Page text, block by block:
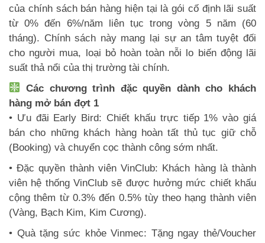
của chính sách bán hàng hiện tại là gói cố định lãi suất
từ 0% đến 6%/năm liên tục trong vòng 5 năm (60
tháng). Chính sách này mang lại sự an tâm tuyệt đối
cho người mua, loại bỏ hoàn toàn nỗi lo biến động lãi
suất thả nổi của thị trường tài chính.
Các chương trình đặc quyền dành cho khách
hàng mở bán đợt 1
• Ưu đãi Early Bird: Chiết khấu trực tiếp 1% vào giá
bán cho những khách hàng hoàn tất thủ tục giữ chỗ
(Booking) và chuyển cọc thành công sớm nhất.
• Đặc quyền thành viên VinClub: Khách hàng là thành
viên hệ thống VinClub sẽ được hưởng mức chiết khấu
cộng thêm từ 0.3% đến 0.5% tùy theo hạng thành viên
(Vàng, Bạch Kim, Kim Cương).
• Quà tặng sức khỏe Vinmec: Tặng ngay thẻ/Voucher